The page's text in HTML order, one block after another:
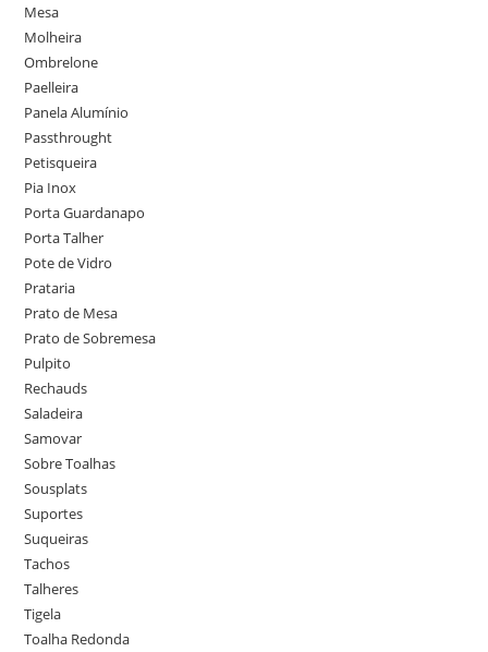
Mesa
Molheira
Ombrelone
Paelleira
Panela Alumínio
Passthrought
Petisqueira
Pia Inox
Porta Guardanapo
Porta Talher
Pote de Vidro
Prataria
Prato de Mesa
Prato de Sobremesa
Pulpito
Rechauds
Saladeira
Samovar
Sobre Toalhas
Sousplats
Suportes
Suqueiras
Tachos
Talheres
Tigela
Toalha Redonda